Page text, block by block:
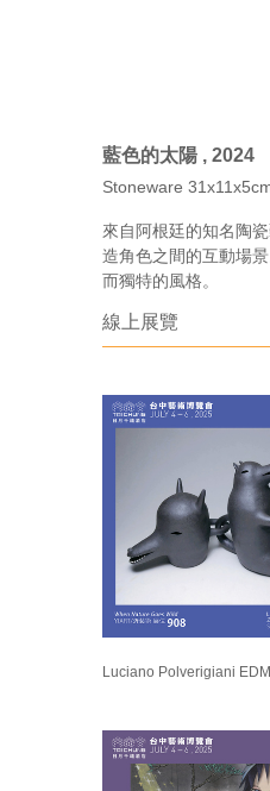
藍色的太陽 , 2024
Stoneware
來自阿根廷的知名陶
造角色之間的互動場
而獨特的風格。
線上展覽
Luciano Polverigiani EDM